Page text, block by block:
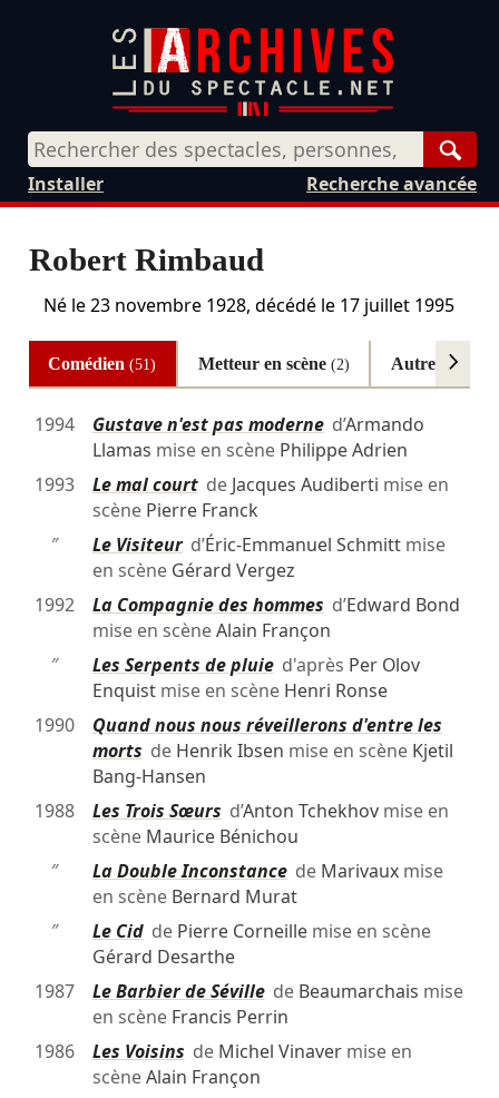
Recherche avancée
Installer
Robert Rimbaud
Né le23 novembre 1928, décédé le 17 juillet 1995
Comédien(51) Metteur en scène (2) Autres (1)
1994 Gustave n'est pas moderned’Armando
Llamas mise en scène Philippe Adrien
1993
Le mal courtde Jacques Audiberti mise en
scène Pierre Franck
″
Le Visiteurd’Éric-Emmanuel Schmittmise
en scène Gérard Vergez
1992
La Compagnie des hommes d’Edward Bond
mise en scèneAlain Françon
″
Les Serpents de pluied'après Per Olov
Enquistmise en scène Henri Ronse
1990
Quand nous nous réveillerons d'entre les
morts de Henrik Ibsen mise en scène Kjetil
Bang-Hansen
1988
Les Trois Sœurs d’Anton Tchekhovmise en
scène Maurice Bénichou
″
La Double Inconstancede Marivauxmise
en scène Bernard Murat
″
Le Cidde Pierre Corneillemise en scène
Gérard Desarthe
1987
Le Barbier de Sévillede Beaumarchais mise
en scène Francis Perrin
1986
Les Voisins de Michel Vinavermise en
scèneAlain Françon